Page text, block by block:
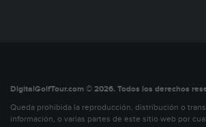
DigitalGolfTour.com © 2026. Todos los derechos
Queda prohibida la reproducción, distribución o
información, o varias partes de este sitio web por